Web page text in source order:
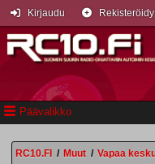
Päävalikko
Kirjaudu Rekisteröidy
RC10.FI / Muut / Vapaa